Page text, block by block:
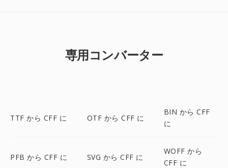
専用コンバーター
TTF から CFF に OTF から CFF に
BIN から CFF
に
PFB から CFF に SVG から CFF に
WOFF から
CFF に